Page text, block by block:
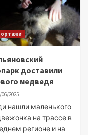
доставили
медведя
06/2025
нашли маленького
на трассе в
регионе и на